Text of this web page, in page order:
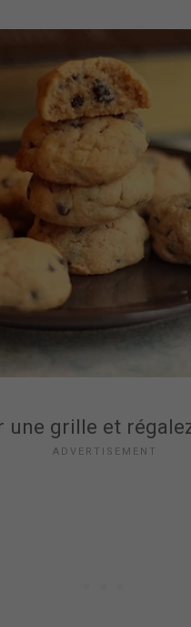
grille et